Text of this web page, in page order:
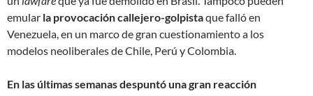
emular la provocación callejero-golpistaque falló en
Venezuela, en un marco de gran cuestionamiento a los
modelos neoliberales de Chile, Perú y Colombia.
En las últimas semanas despuntó una gran reacción